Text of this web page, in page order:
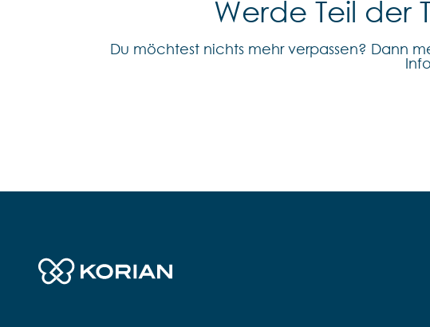
Werde Teil der
Du möchtest nichts mehr verpassen? Dann